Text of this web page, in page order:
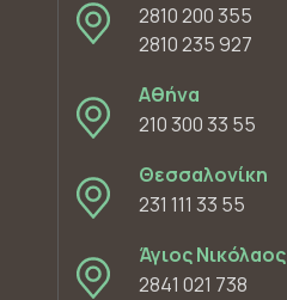
2810 200 355
2810 235 927
Αθήνα
210 300 33 55
Θεσσαλονίκη
231 111 33 55
Άγιος Νικόλαος
2841 021 738